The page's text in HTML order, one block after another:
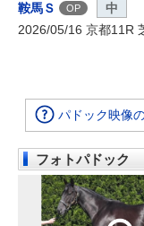
鞍馬Ｓ OP
中
2026/05/16 京都11R
パドック映像
フォトパドック